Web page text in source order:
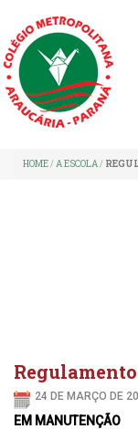
HOME/A ESCOLA/
Regulamento
24 DE MARÇO DE
EM MANUTENÇÃO